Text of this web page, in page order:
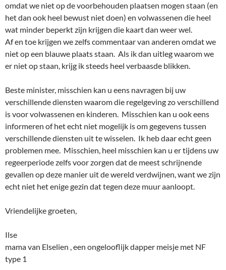
omdat we niet op de voorbehouden plaatsen mogen staan (en
het dan ook heel bewust niet doen) en volwassenen die heel
wat minder beperkt zijn krijgen die kaart dan weer wel.
Af en toe krijgen we zelfs commentaar van anderen omdat we
niet op een blauwe plaats staan. Als ik dan uitleg waarom we
er niet op staan, krijg ik steeds heel verbaasde blikken.
Beste minister, misschien kan u eens navragen bij uw
verschillende diensten waarom die regelgeving zo verschillend
is voor volwassenen en kinderen. Misschien kan u ook eens
informeren of het echt niet mogelijk is om gegevens tussen
verschillende diensten uit te wisselen. Ik heb daar echt geen
problemen mee. Misschien, heel misschien kan u er tijdens uw
regeerperiode zelfs voor zorgen dat de meest schrijnende
gevallen op deze manier uit de wereld verdwijnen, want we zijn
echt niet het enige gezin dat tegen deze muur aanloopt.
Vriendelijke groeten,
Ilse
mama van Elselien , een ongelooflijk dapper meisje met NF
type 1